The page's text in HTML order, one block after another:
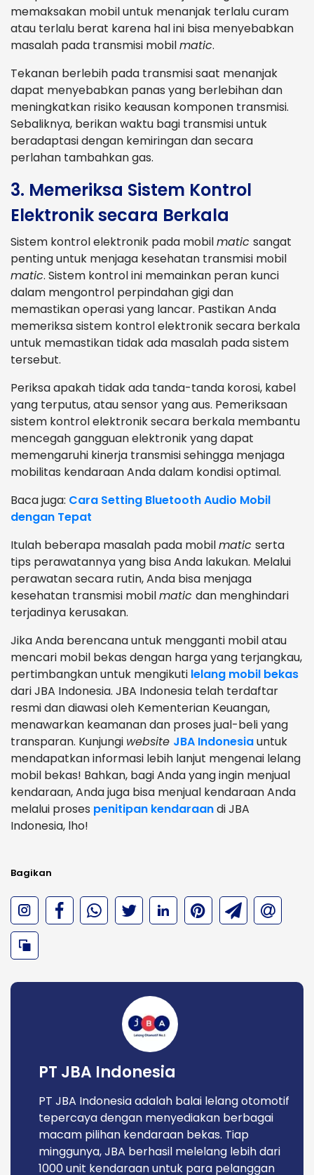
memaksakan mobil untuk menanjak terlalu curam
atau terlalu berat karena hal ini bisa menyebabkan
masalah pada transmisi mobilmatic.
Tekanan berlebih pada transmisi saat menanjak
dapat menyebabkan panas yang berlebihan dan
meningkatkan risiko keausan komponen transmisi.
Sebaliknya, berikan waktu bagi transmisi untuk
beradaptasi dengan kemiringan dan secara
perlahan tambahkan gas.
3. Memeriksa Sistem Kontrol
Elektronik secara Berkala
Sistem kontrol elektronik pada mobilmatic sangat
penting untuk menjaga kesehatan transmisi mobil
matic. Sistem kontrol ini memainkan peran kunci
dalam mengontrol perpindahan gigi dan
memastikan operasi yang lancar. Pastikan Anda
memeriksa sistem kontrol elektronik secara berkala
untuk memastikan tidak ada masalah pada sistem
tersebut.
Periksa apakah tidak ada tanda-tanda korosi, kabel
yang terputus, atau sensor yang aus. Pemeriksaan
sistem kontrol elektronik secara berkala membantu
mencegah gangguan elektronik yang dapat
memengaruhi kinerja transmisi sehingga menjaga
mobilitas kendaraan Anda dalam kondisi optimal.
Baca juga: Cara Setting Bluetooth Audio Mobil
dengan Tepat
Itulah beberapa masalah pada mobilmatic serta
tips perawatannya yang bisa Anda lakukan. Melalui
perawatan secara rutin, Anda bisa menjaga
kesehatan transmisi mobilmatic dan menghindari
terjadinya kerusakan.
Jika Anda berencana untuk mengganti mobil atau
mencari mobil bekas dengan harga yang terjangkau,
pertimbangkan untuk mengikuti lelang mobil bekas
dari JBA Indonesia. JBA Indonesia telah terdaftar
resmi dan diawasi oleh Kementerian Keuangan,
menawarkan keamanan dan proses jual-beli yang
transparan. Kunjungi website JBA Indonesiauntuk
mendapatkan informasi lebih lanjut mengenai lelang
mobil bekas! Bahkan, bagi Anda yang ingin menjual
kendaraan, Anda juga bisa menjual kendaraan Anda
melalui proses penitipan kendaraandi JBA
Indonesia, lho!
Bagikan
PT JBA Indonesia
PT JBA Indonesia adalah balai lelang otomotif
tepercaya dengan menyediakan berbagai
macam pilihan kendaraan bekas. Tiap
minggunya, JBA berhasil melelang lebih dari
1000 unit kendaraan untuk para pelanggan